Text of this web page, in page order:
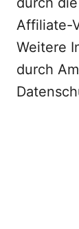
Affiliate-
Weitere
durch